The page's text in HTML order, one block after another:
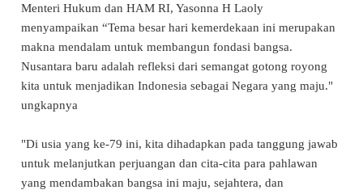
Menteri Hukum dan HAM RI, Yasonna H Laoly
menyampaikan “Tema besar hari kemerdekaan ini merupakan
makna mendalam untuk membangun fondasi bangsa.
Nusantara baru adalah refleksi dari semangat gotong royong
kita untuk menjadikan Indonesia sebagai Negara yang maju."
ungkapnya
"Di usia yang ke-79 ini, kita dihadapkan pada tanggung jawab
untuk melanjutkan perjuangan dan cita-cita para pahlawan
yang mendambakan bangsa ini maju, sejahtera, dan